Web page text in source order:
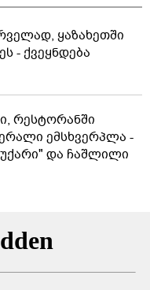
ყაზახეთში
- ქვეყნდება
რესტორანში
ემსხვერპლა -
და ჩაშლილი